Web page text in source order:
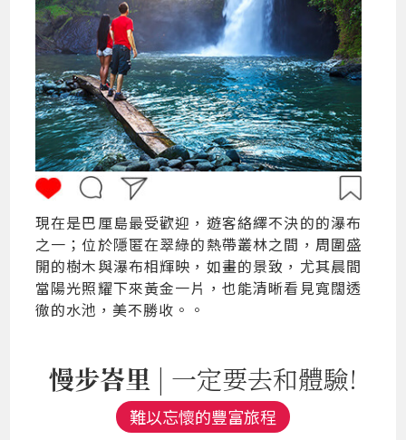
現在是巴厘島最受歡迎，遊客絡繹不決的的瀑布
之一；位於隱匿在翠綠的熱帶叢林之間，周圍盛
開的樹木與瀑布相輝映，如畫的景致，尤其晨間
當陽光照耀下來黃金一片，也能清晰看見寬闊透
徹的水池，美不勝收。。
慢步峇里 | 一定要去和體驗!
難以忘懷的豐富旅程